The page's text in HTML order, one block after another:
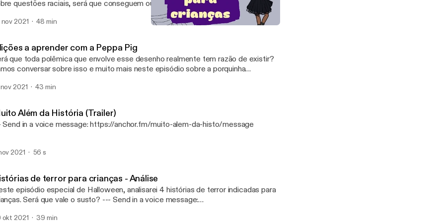
questões raciais, será que conseguem ou morrem na tentativa? --- Send in a
message: https://anchor.fm/muito-alem-da-histo/message
nov 2021 48 min
a aprender com a Peppa Pig
que toda polêmica que envolve esse desenho realmente tem razão de existir?
conversar sobre isso e muito mais neste episódio sobre a porquinha
anchor.fm/muito-alem-da-histo/message
2021 43 min
Além da História (Trailer)
--- Send in a voice message: https://anchor.fm/muito-alem-da-histo/message
2021 56 s
de terror para crianças - Análise
episódio especial de Halloween, analisarei 4 histórias de terror indicadas para
Será que vale o susto? --- Send in a voice message:
okt 2021 39 min